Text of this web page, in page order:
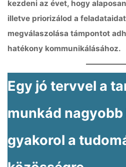
kezdeni az évet, hogy
illetve priorizálod a
megválaszolása támpontot
hatékony kommunikálásához.
Egy jó tervvel a
munkád
gyakorol a